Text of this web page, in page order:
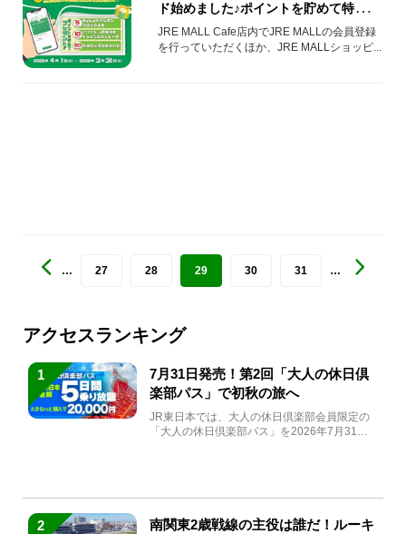
ド始めました♪ポイントを貯めて特典ゲ
ット！
JRE MALL Cafe店内でJRE MALLの会員登録
を行っていただくほか、JRE MALLショッピ...
… 27 28 29 30 31 …
アクセスランキング
1
7月31日発売！第2回「大人の休日倶
楽部パス」で初秋の旅へ
JR東日本では、大人の休日倶楽部会員限定の
「大人の休日倶楽部パス」を2026年7月31日
2
南関東2歳戦線の主役は誰だ！ルーキ